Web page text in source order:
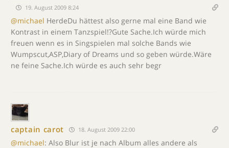
19. August 2009 8:24
@michael HerdeDu hättest also gerne mal eine Band wie
Kontrast in einem Tanzspiel!?Gute Sache.Ich würde mich
freuen wenn es in Singspielen mal solche Bands wie
Wumpscut,ASP,Diary of Dreams und so geben würde.Wäre
ne feine Sache.Ich würde es auch sehr begr
captain carot 18. August 2009 22:00
@michael: Also Blur ist je nach Album alles andere als